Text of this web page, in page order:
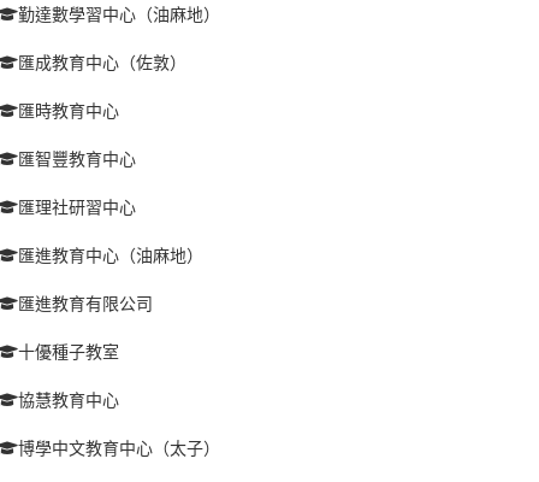
勤達數學習中心（油麻地）
匯成教育中心（佐敦）
匯時教育中心
匯智豐教育中心
匯理社研習中心
匯進教育中心（油麻地）
匯進教育有限公司
十優種子教室
協慧教育中心
博學中文教育中心（太子）